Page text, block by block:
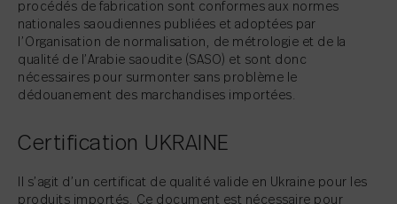
procédés de fabrication sont conformes aux normes
nationales saoudiennes publiées et adoptées par
l’Organisation de normalisation, de métrologie et de la
qualité de l’Arabie saoudite (SASO) et sont donc
nécessaires pour surmonter sans problème le
dédouanement des marchandises importées.
Certification UKRAINE
Il s’agit d’un certificat de qualité valide en Ukraine pour les
produits importés. Ce document est nécessaire pour